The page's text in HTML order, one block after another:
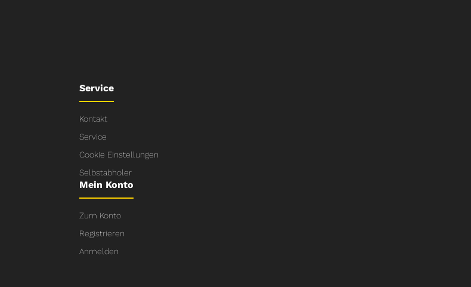
Service
Kontakt
Service
Cookie Einstellungen
Selbstabholer
Mein Konto
Zum Konto
Registrieren
Anmelden